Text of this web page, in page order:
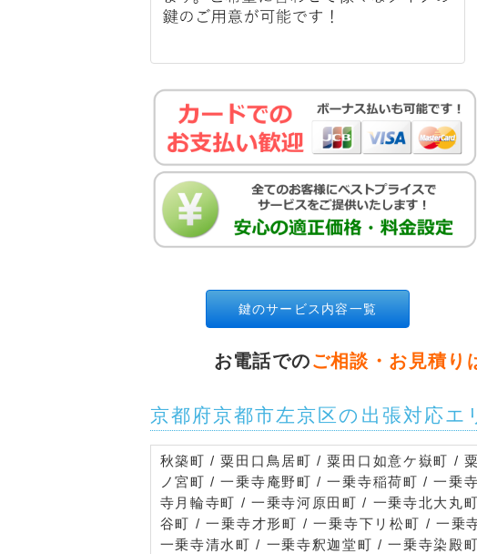
鍵のサービス内容一覧
お電話でのご相談・お見積り
京都府京都市左京区の出張対応エ
秋築町 / 粟田口鳥居町 / 粟田口如意ケ嶽町 /
ノ宮町 / 一乗寺庵野町 / 一乗寺稲荷町 / 一乗
寺月輪寺町 / 一乗寺河原田町 / 一乗寺北大丸
谷町 / 一乗寺才形町 / 一乗寺下リ松町 / 一乗
一乗寺清水町 / 一乗寺釈迦堂町 / 一乗寺染殿